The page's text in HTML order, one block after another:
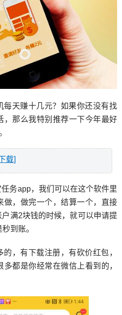
每天赚十几元？如果你还没有找
，那么我特别推荐一下今年最好
载]
务app，我们可以在这个软件里
做，做完一个，结算一个，直接
满2块钱的时候，就可以申请提
到账。
，有下载注册，有砍价红包，
都是你经常在微信上看到的，